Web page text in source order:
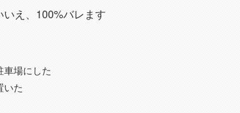
え、100%バレます
車場にした
いた